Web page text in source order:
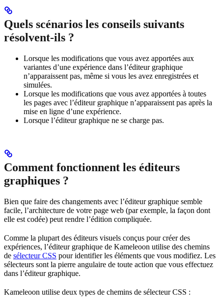
Quels scénarios les conseils suivants
résolvent-ils ?
Lorsque les modifications que vous avez apportées aux
variantes d’une expérience dans l’éditeur graphique
n’apparaissent pas, même si vous les avez enregistrées et
simulées.
Lorsque les modifications que vous avez apportées à toutes
les pages avec l’éditeur graphique n’apparaissent pas après la
mise en ligne d’une expérience.
Lorsque l’éditeur graphique ne se charge pas.
Comment fonctionnent les éditeurs
graphiques ?
Bien que faire des changements avec l’éditeur graphique semble
facile, l’architecture de votre page web (par exemple, la façon dont
elle est codée) peut rendre l’édition compliquée.
Comme la plupart des éditeurs visuels conçus pour créer des
expériences, l’éditeur graphique de Kameleoon utilise des chemins
de sélecteur CSS pour identifier les éléments que vous modifiez. Les
sélecteurs sont la pierre angulaire de toute action que vous effectuez
dans l’éditeur graphique.
Kameleoon utilise deux types de chemins de sélecteur CSS :